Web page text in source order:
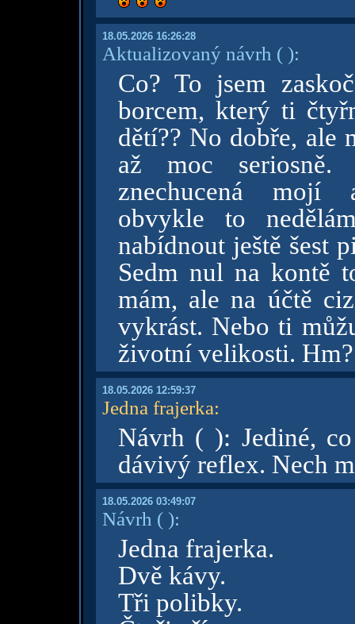
18.05.2026 16:26:28
Aktualizovaný návrh ( ):
Co? To jsem
borcem, který ti
dětí?? No dobře, ale
až moc
znechucená mojí
obvykle to
nabídnout ještě šest
Sedm nul na kontě
mám, ale na účtě
vykrást. Nebo ti
životní velikosti. Hm?
18.05.2026 12:59:37
Jedna frajerka:
Návrh ( ): Jediné,
dávivý reflex. Nech
18.05.2026 03:49:07
Návrh ( ):
Jedna frajerka.
Dvě kávy.
Tři polibky.